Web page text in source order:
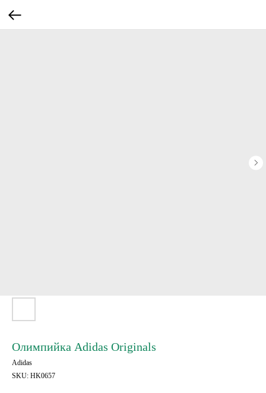
Олимпийка Adidas Originals
Adidas
SKU: HK0657